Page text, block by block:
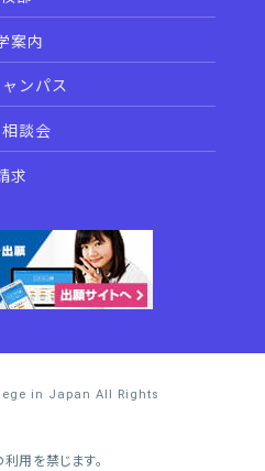
案内
ンパス
談会
求
in Japan All Rights
用を禁じます。